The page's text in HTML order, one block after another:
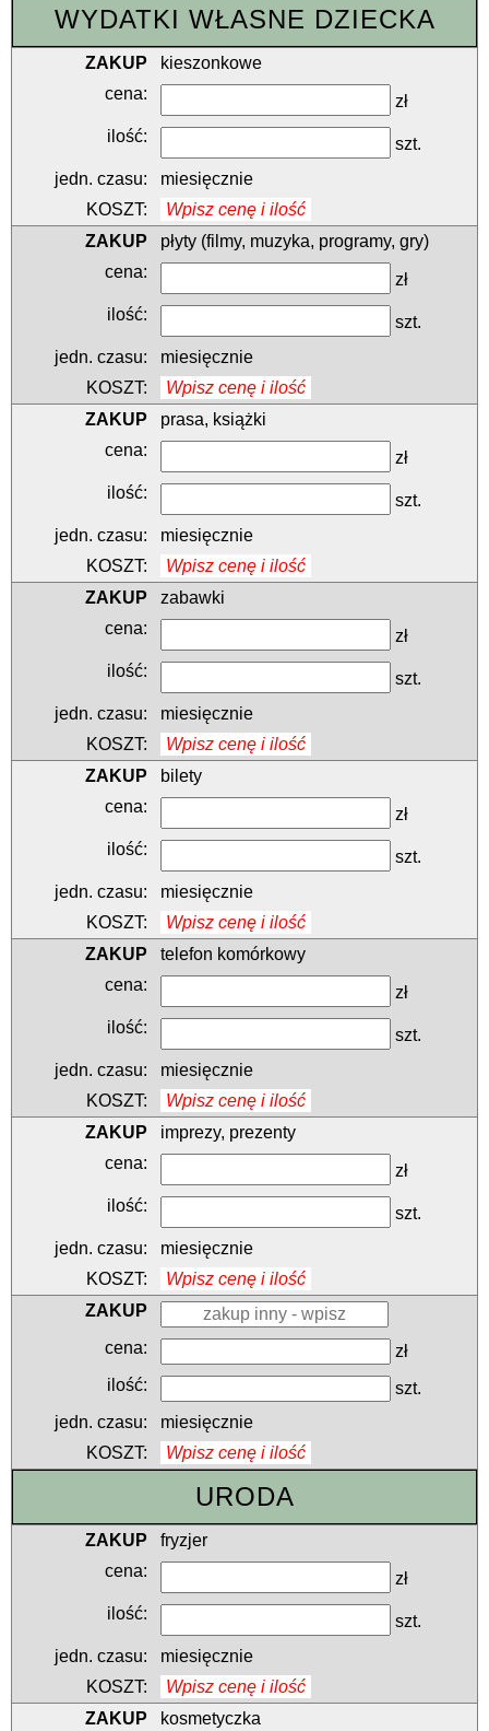
WYDATKI WŁASNE DZIECKA
kieszonkowe
zł
szt.
miesięcznie
Wpisz cenę i ilość
płyty (filmy, muzyka, programy, gry)
zł
szt.
miesięcznie
Wpisz cenę i ilość
prasa, książki
zł
szt.
miesięcznie
Wpisz cenę i ilość
zabawki
zł
szt.
miesięcznie
Wpisz cenę i ilość
bilety
zł
szt.
miesięcznie
Wpisz cenę i ilość
telefon komórkowy
zł
szt.
miesięcznie
Wpisz cenę i ilość
imprezy, prezenty
zł
szt.
miesięcznie
Wpisz cenę i ilość
zł
szt.
miesięcznie
Wpisz cenę i ilość
URODA
fryzjer
zł
szt.
miesięcznie
Wpisz cenę i ilość
kosmetyczka